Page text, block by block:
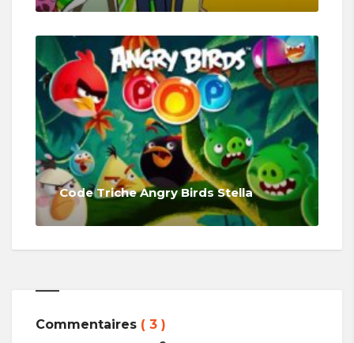
Code Triche Angry Birds Stella
Commentaires ( 3 )